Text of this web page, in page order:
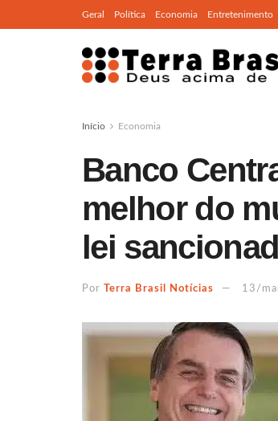
Geral Política Economia Entretenimento
Início Economia
Banco
melhor do
lei
Por Terra Brasil Notícias 13/